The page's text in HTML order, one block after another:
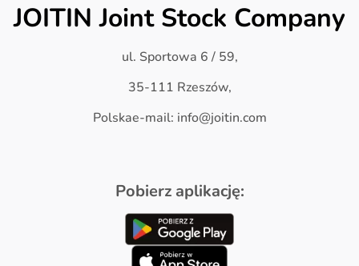
JOITIN Joint Stock Company
ul. Sportowa 6 / 59,
35-111 Rzeszów,
Polskae-mail: info@joitin.com
Pobierz aplikację: